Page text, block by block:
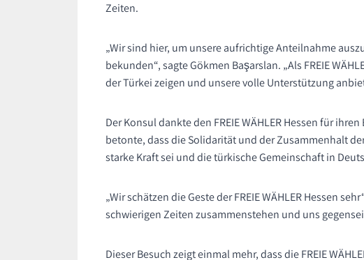
Zeiten.
„Wir sind hier, um unsere aufrichtige Anteilnahme
bekunden“, sagte Gökmen Başarslan. „Als FREIE
der Türkei zeigen und unsere volle Unterstützung
Der Konsul dankte den FREIE WÄHLER Hessen für
betonte, dass die Solidarität und der Zusammenhalt
starke Kraft sei und die türkische Gemeinschaft in
„Wir schätzen die Geste der FREIE WÄHLER Hessen
schwierigen Zeiten zusammenstehen und uns
Dieser Besuch zeigt einmal mehr, dass die FREIE